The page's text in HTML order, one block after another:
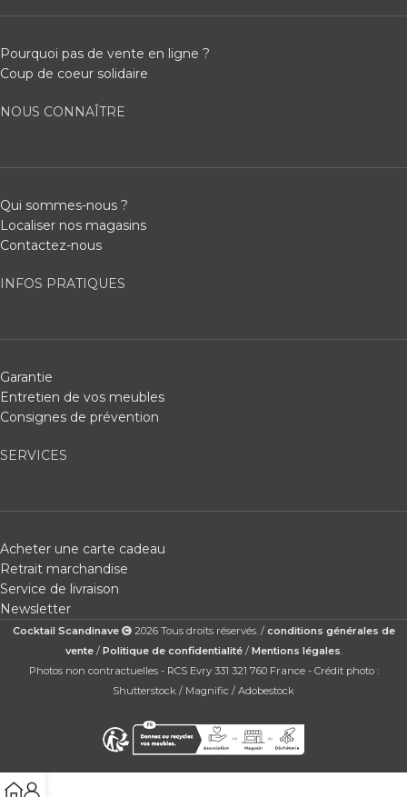
Pourquoi pas de vente en ligne ?
Coup de coeur solidaire
NOUS CONNAÎTRE
Qui sommes-nous ?
Localiser nos magasins
Contactez-nous
INFOS PRATIQUES
Garantie
Entretien de vos meubles
Consignes de prévention
SERVICES
Acheter une carte cadeau
Retrait marchandise
Service de livraison
Newsletter
Cocktail Scandinave 2026 Tous droits réservés. / conditions générales de
vente/ Politique de confidentialité/ Mentions légales
Photos non contractuelles - RCS Evry 331 321 760 France - Crédit photo :
Shutterstock / Magnific / Adobestock